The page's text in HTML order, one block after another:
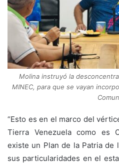
Molina instruyó la
MINEC, para que se vayan
“Esto es en el marco del
Tierra Venezuela como es
existe un Plan de la Patria de
sus particularidades en el